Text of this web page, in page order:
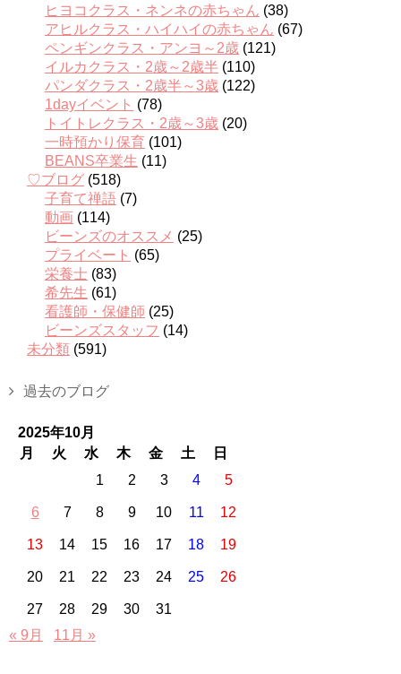
ヒヨコクラス・ネンネの赤ちゃん (38)
アヒルクラス・ハイハイの赤ちゃん (67)
ペンギンクラス・アンヨ～2歳 (121)
イルカクラス・2歳～2歳半 (110)
パンダクラス・2歳半～3歳 (122)
1dayイベント (78)
トイトレクラス・2歳～3歳 (20)
一時預かり保育 (101)
BEANS卒業生 (11)
♡ブログ (518)
子育て禅語 (7)
動画 (114)
ビーンズのオススメ (25)
プライベート (65)
栄養士 (83)
希先生 (61)
看護師・保健師 (25)
ビーンズスタッフ (14)
未分類 (591)
過去のブログ
2025年10月
月
火 水 木 金 土
日
1
2 3 4 5
6 7 8 9 10 11 12
13 14 15 16 17 18 19
20 21 22 23 24 25 26
27 28 29 30
31
« 9月
11月 »